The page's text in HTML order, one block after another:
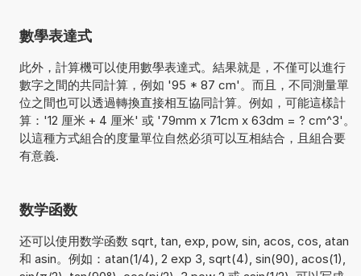
數學表達式
此外，計算機可以使用數學表達式。結果就是，不僅可以進行
數字之間的共同計算，例如 '95 * 87 cm'。而且，不同測量單
位之間也可以透過轉換直接相互協同計算。例如，可能這樣計
算：'12 厘米 + 4 厘米' 或 '79mm x 71cm x 63dm = ? cm^3'。
以這種方式組合的度量單位自然必須可以互相結合，且組合要
有意義.
数学函数
还可以使用数学函数 sqrt, tan, exp, pow, sin, acos, cos, atan
和 asin。例如：atan(1/4), 2 exp 3, sqrt(4), sin(90), acos(1),